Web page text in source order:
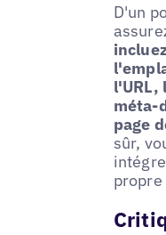
D'un
l'URL,
méta-
page
sûr,